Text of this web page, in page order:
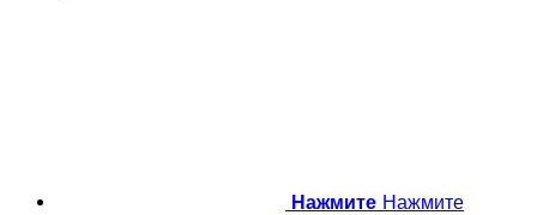
Нажмите Нажмите